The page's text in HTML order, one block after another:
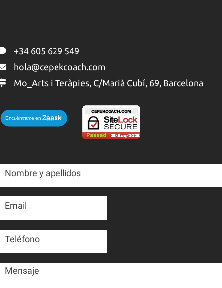
+34 605 629 549
hola@cepekcoach.com
Mo_Arts i Teràpies, C/Marià Cubí, 69, Barcelona